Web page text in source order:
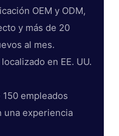
OEM y ODM,
y más de 20
al mes.
en EE. UU.
empleados
una experiencia